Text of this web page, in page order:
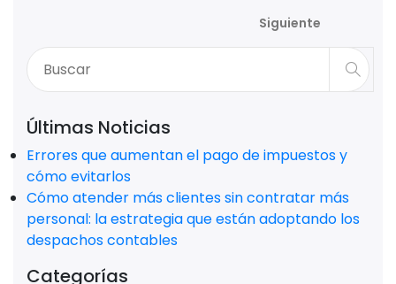
Siguiente
Últimas Noticias
Errores que aumentan el pago de impuestos y
cómo evitarlos
Cómo atender más clientes sin contratar más
personal: la estrategia que están adoptando los
despachos contables
Categorías